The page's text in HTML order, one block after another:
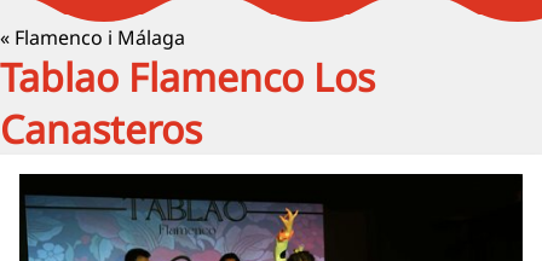
« Flamenco i Málaga
Tablao Flamenco Los
Canasteros